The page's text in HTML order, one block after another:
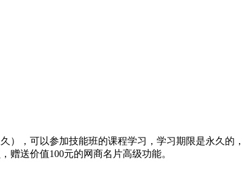
），可以参加技能班的课程学习，学习期限是永久
赠送价值100元的网商名片高级功能。